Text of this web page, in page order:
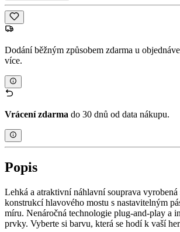
Dodání běžným způsobem zdarma u
více.
Vrácení zdarma do 30 dnů od data nákupu.
Popis
Lehká a atraktivní náhlavní souprava vyrobená
konstrukcí hlavového mostu s nastavitelným
míru. Nenáročná technologie plug-and-play a
prvky. Vyberte si barvu, která se hodí k vaší